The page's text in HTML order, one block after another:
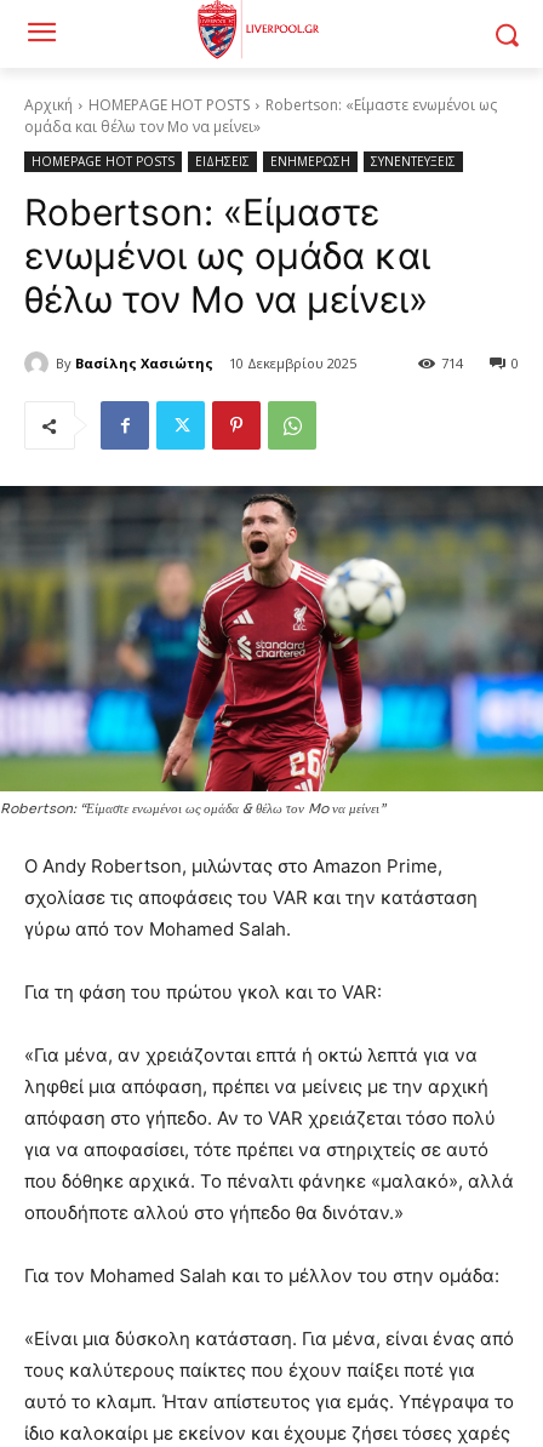
Αρχική HOMEPAGE HOT POSTS
Robertson: «Είμαστε ενωμένοι ως
ομάδα και θέλω τον Mo να μείνει»
HOMEPAGE HOT POSTS ΕΙΔΗΣΕΙΣ ΕΝΗΜΕΡΩΣΗ ΣΥΝΕΝΤΕΥΞΕΙΣ
Robertson: «Είμαστε
ενωμένοι ως ομάδα και
θέλω τον Mo να μείνει»
By Βασίλης Χασιώτης 10 Δεκεμβρίου 2025 0
714
Robertson: “Είμαστε ενωμένοι ως ομάδα & θέλω τον Mo να μείνει”
Ο Andy Robertson, μιλώντας στο Amazon Prime,
σχολίασε τις αποφάσεις του VAR και την κατάσταση
γύρω από τον Mohamed Salah.
Για τη φάση του πρώτου γκολ και το VAR:
«Για μένα, αν χρειάζονται επτά ή οκτώ λεπτά για να
ληφθεί μια απόφαση, πρέπει να μείνεις με την αρχική
απόφαση στο γήπεδο. Αν το VAR χρειάζεται τόσο πολύ
για να αποφασίσει, τότε πρέπει να στηριχτείς σε αυτό
που δόθηκε αρχικά. Το πέναλτι φάνηκε «μαλακό», αλλά
οπουδήποτε αλλού στο γήπεδο θα δινόταν.»
Για τον Mohamed Salah και το μέλλον του στην ομάδα:
«Είναι μια δύσκολη κατάσταση. Για μένα, είναι ένας από
τους καλύτερους παίκτες που έχουν παίξει ποτέ για
αυτό το κλαμπ. Ήταν απίστευτος για εμάς. Υπέγραψα το
ίδιο καλοκαίρι με εκείνον και έχουμε ζήσει τόσες χαρές